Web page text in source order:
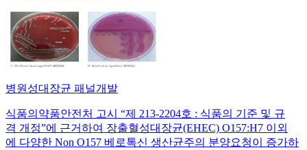
병원성대장균 패널개발
식품의약품안전처 고시 “제 213-2204호 : 식품의 기준 및 규
격 개정”에 근거하여 장출혈성대장균(EHEC) O157:H7 이외
에 다양한 Non O157 베로톡신 생산균주의 분양요청이 증가하